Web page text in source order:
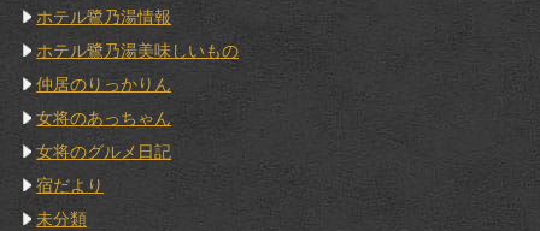
ホテル鷺乃湯情報
ホテル鷺乃湯美味しいもの
仲居のりっかりん
女将のあっちゃん
女将のグルメ日記
宿だより
未分類